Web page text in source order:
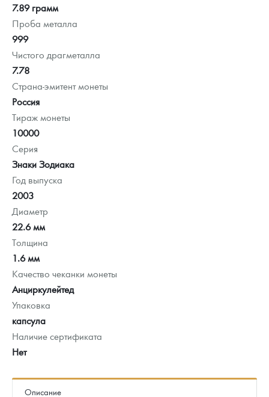
7.89 грамм
Проба металла
999
Чистого драгметалла
7.78
Страна-эмитент монеты
Россия
Тираж монеты
10000
Серия
Знаки Зодиака
Год выпуска
2003
Диаметр
22.6 мм
Толщина
1.6 мм
Качество чеканки монеты
Анциркулейтед
Упаковка
капсула
Наличие сертификата
Нет
Описание